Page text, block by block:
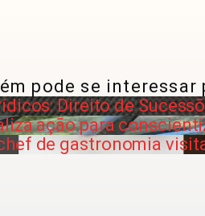
pode se interessar
Direito de
ação para
de gastronomia